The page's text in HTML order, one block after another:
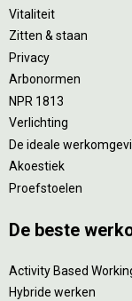
Vitaliteit
Zitten & staan
Privacy
Arbonormen
NPR 1813
Verlichting
De ideale
Akoestiek
Proefstoelen
De beste
Activity Based
Hybride werken